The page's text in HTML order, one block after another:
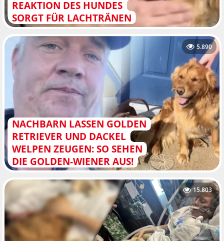
REAKTION DES HUNDES
SORGT FÜR LACHTRÄNEN
NACHBARN LASSEN GOLDEN
RETRIEVER UND DACKEL
WELPEN ZEUGEN: SO SEHEN
DIE GOLDEN-WIENER AUS!
5.890
15.803